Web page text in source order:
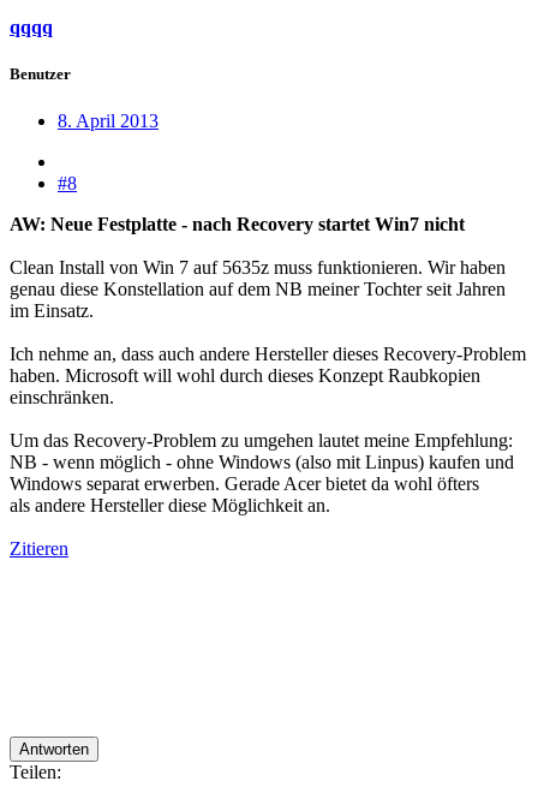
qqqq
Benutzer
8. April 2013
#8
AW: Neue Festplatte - nach Recovery startet Win7 nicht
Clean Install von Win 7 auf 5635z muss funktionieren. Wir haben
genau diese Konstellation auf dem NB meiner Tochter seit Jahren
im Einsatz.
Ich nehme an, dass auch andere Hersteller dieses Recovery-Problem
haben. Microsoft will wohl durch dieses Konzept Raubkopien
einschränken.
Um das Recovery-Problem zu umgehen lautet meine Empfehlung:
NB - wenn möglich - ohne Windows (also mit Linpus) kaufen und
Windows separat erwerben. Gerade Acer bietet da wohl öfters
als andere Hersteller diese Möglichkeit an.
Zitieren
Antworten
Teilen: